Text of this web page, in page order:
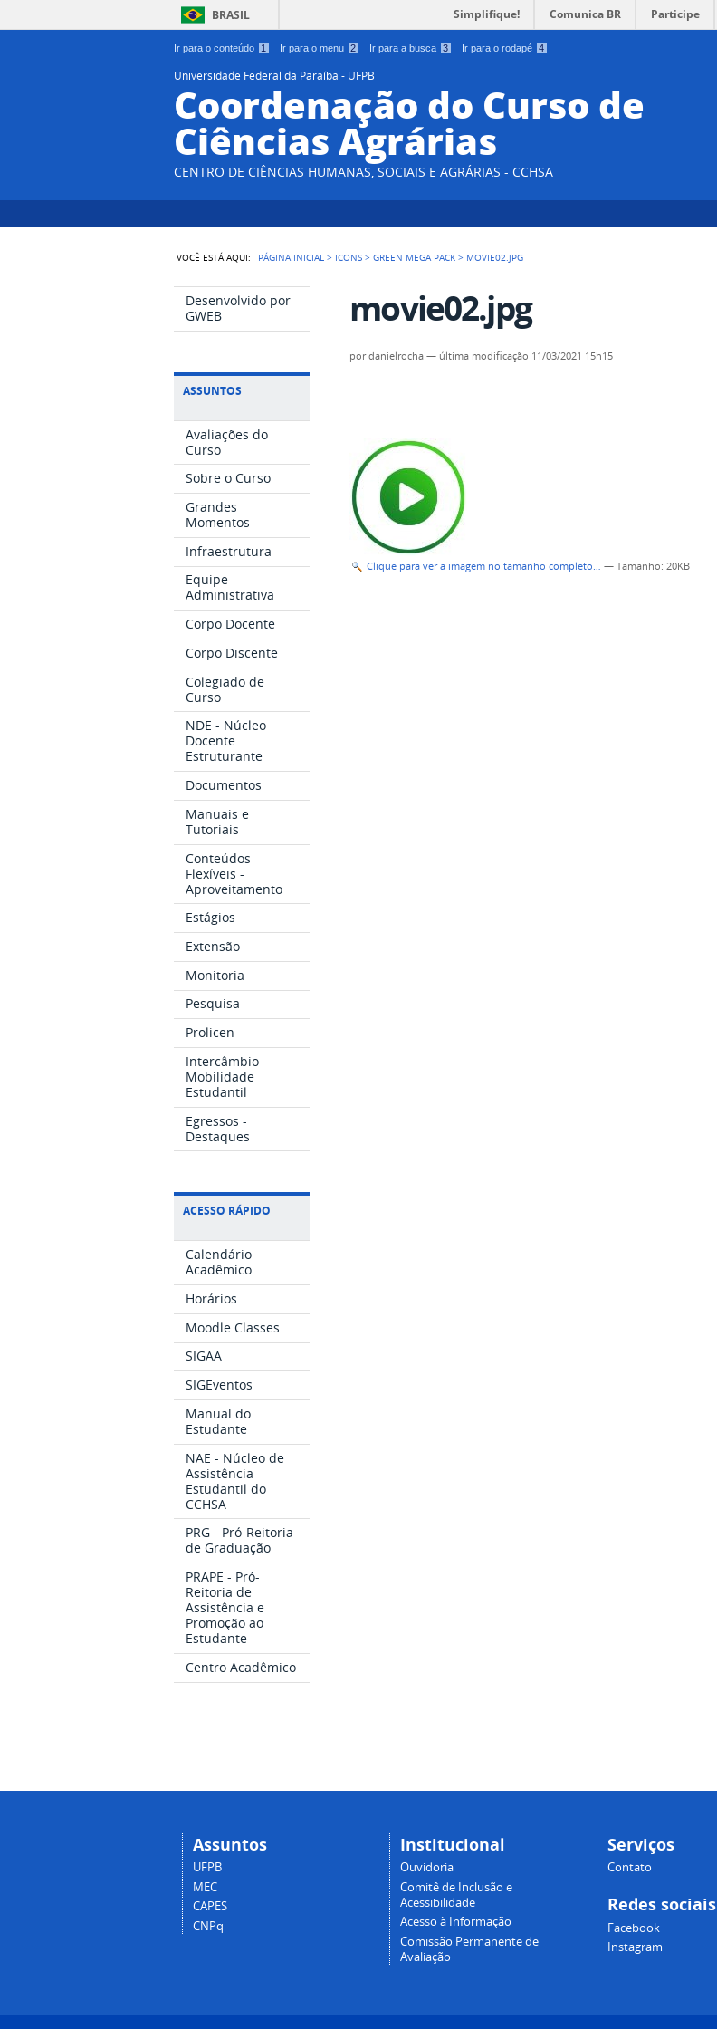
Ir para o conteúdo 1 Ir para o menu 2 Ir para a busca 3 Ir para o rodapé 4
BRASIL Simplifique! Comunica BR Participe
Universidade Federal da Paraíba - UFPB
Coordenação do Curso de
Ciências Agrárias
CENTRO DE CIÊNCIAS HUMANAS, SOCIAIS E AGRÁRIAS - CCHSA
VOCÊ ESTÁ AQUI: PÁGINA INICIAL > ICONS >GREEN MEGA PACK > MOVIE02.JPG
Desenvolvido por
GWEB
ASSUNTOS
Avaliações do
Curso
Sobre o Curso
Grandes
Momentos
Infraestrutura
Equipe
Administrativa
Corpo Docente
Corpo Discente
Colegiado de
Curso
NDE - Núcleo
Docente
Estruturante
Documentos
Manuais e
Tutoriais
Conteúdos
Flexíveis -
Aproveitamento
Estágios
Extensão
Monitoria
Pesquisa
Prolicen
Intercâmbio -
Mobilidade
Estudantil
Egressos -
Destaques
ACESSO RÁPIDO
Calendário
Acadêmico
Horários
Moodle Classes
SIGAA
SIGEventos
Manual do
Estudante
NAE - Núcleo de
Assistência
Estudantil do
CCHSA
PRG - Pró-Reitoria
de Graduação
PRAPE - Pró-
Reitoria de
Assistência e
Promoção ao
Estudante
Centro Acadêmico
movie02.jpg
pordanielrocha — última modificação 11/03/2021 15h15
Clique para ver a imagem no tamanho completo… —Tamanho: 20KB
Assuntos
UFPB
MEC
CAPES
CNPq
Institucional
Ouvidoria
Comitê de Inclusão e
Acessibilidade
Acesso à Informação
Comissão Permanente de
Avaliação
Serviços
Contato
Redes sociais
Facebook
Instagram